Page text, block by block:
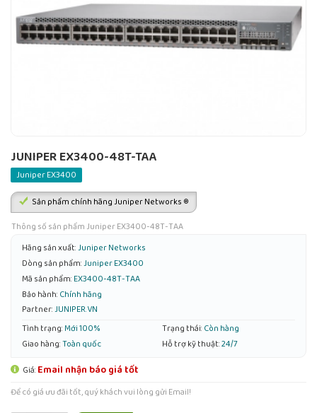
JUNIPER EX3400-48T-TAA
Juniper EX3400
Sản phẩm chính hãng Juniper Networks ®
Thông số sản phẩm Juniper EX3400-48T-TAA
Hãng sản xuất:Juniper Networks
Dòng sản phẩm:Juniper EX3400
Mã sản phẩm: EX3400-48T-TAA
Bảo hành: Chính hãng
Partner:JUNIPER.VN
Tình trạng: Mới 100% Trạng thái: Còn hàng
Giao hàng:Toàn quốc Hỗ trợ kỹ thuật:24/7
Giá: Email nhận báo giá tốt
Để có giá ưu đãi tốt, quý khách vui lòng gửi Email!